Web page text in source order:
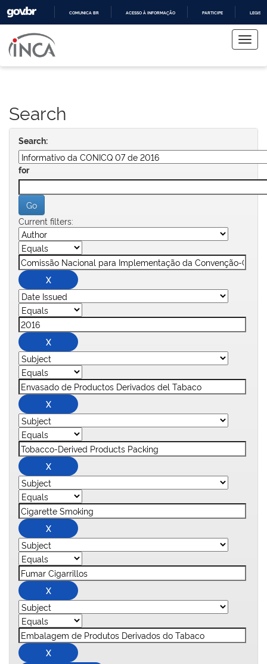
COMUNICA BR ACESSO À INFORMAÇÃO PARTICIPE
navigation
Search
Search:
for
Current filters: